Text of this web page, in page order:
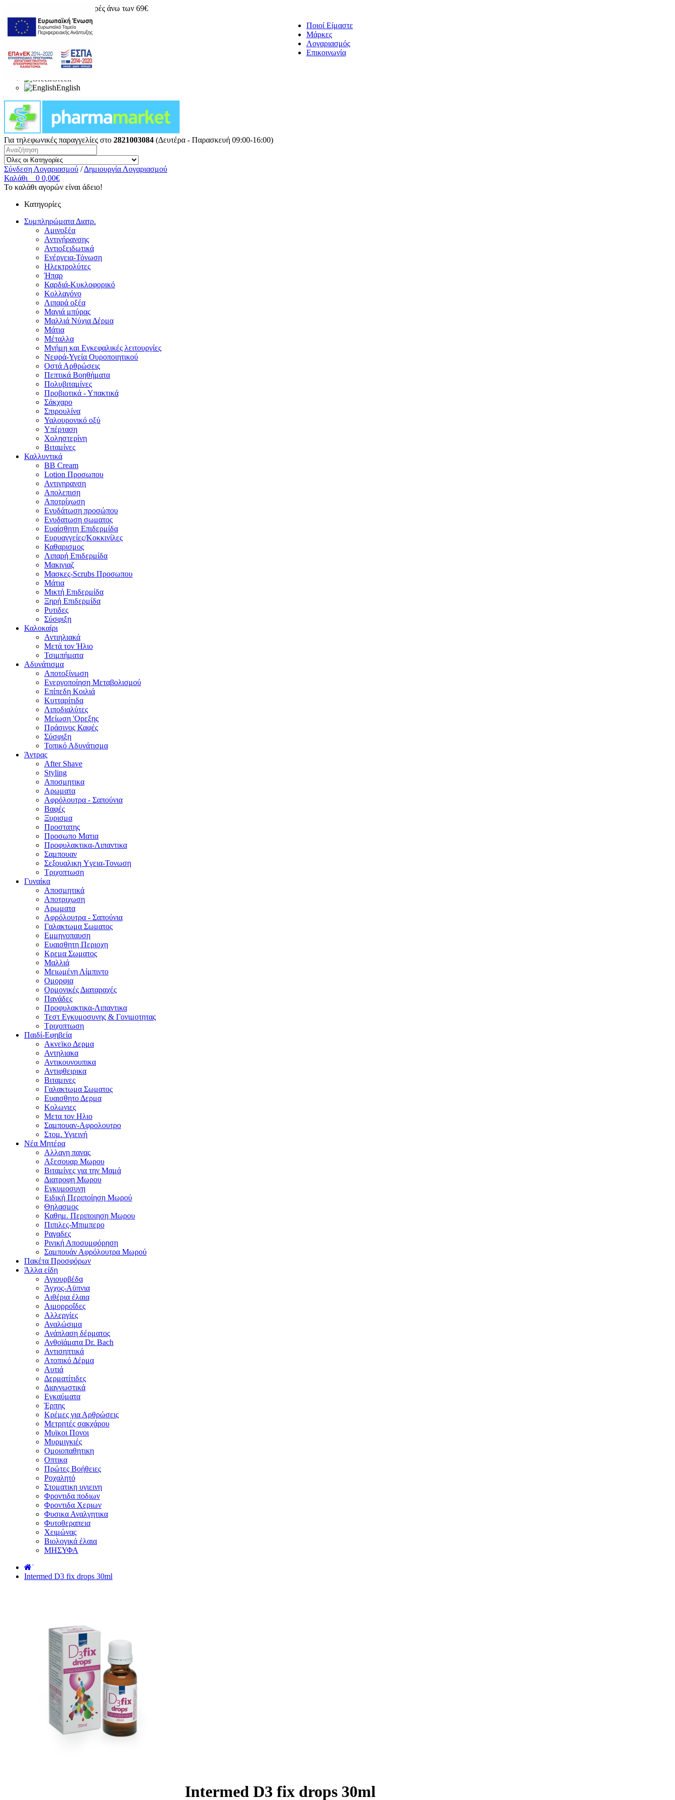
Δωρεάν μεταφορικά για αγορές άνω των 69€
Ποιοί Είμαστε
Μάρκες
Λογαριασμός
Επικοινωνία
Greek
English
Για τηλεφωνικές παραγγελίες στο 2821003084 (Δευτέρα - Παρασκευή 09:00-16:00)
Σύνδεση Λογαριασμού / Δημιουργία Λογαριασμού
Καλάθι
0 0,00€
Το καλάθι αγορών είναι άδειο!
Κατηγορίες
Συμπληρώματα Διατρ.
Αμινοξέα
Αντιγήρανσης
Αντιοξειδωτικά
Ενέργεια-Τόνωση
Ηλεκτρολύτες
Ήπαρ
Καρδιά-Κυκλοφορικό
Κολλαγόνο
Λιπαρά οξέα
Μαγιά μπύρας
Μαλλιά Νύχια Δέρμα
Μάτια
Μέταλλα
Μνήμη και Εγκεφαλικές λειτουργίες
Νεφρά-Υγεία Ουροποιητικού
Οστά Αρθρώσεις
Πεπτικά Βοηθήματα
Πολυβιταμίνες
Προβιοτικά - Υπακτικά
Σάκχαρο
Σπιρουλίνα
Υαλουρονικό οξύ
Υπέρταση
Χοληστερίνη
Βιταμίνες
Καλλυντικά
BB Cream
Lotion Προσωπου
Αντιγηρανση
Απολεπιση
Αποτρίχωση
Ενυδάτωση προσώπου
Ενυδατωση σωματος
Ευαίσθητη Επιδερμίδα
Ευρυαγγείες/Κοκκινίλες
Καθαρισμος
Λιπαρή Επιδερμίδα
Μακιγιαζ
Μασκες-Scrubs Προσωπου
Μάτια
Μικτή Επιδερμίδα
Ξηρή Επιδερμίδα
Ρυτιδες
Σύσφιξη
Καλοκαίρι
Αντιηλιακά
Μετά τον Ήλιο
Τσιμπήματα
Αδυνάτισμα
Αποτοξίνωση
Ενεργοποίηση Μεταβολισμού
Επίπεδη Κοιλιά
Κυτταρίτιδα
Λιποδιαλύτες
Μείωση 'Ορεξης
Πράσινος Καφές
Σύσφιξη
Τοπικό Αδυνάτισμα
Άντρας
After Shave
Styling
Αποσμητικα
Αρωματα
Αφρόλουτρα - Σαπούνια
Βαφές
Ξυρισμα
Προστατης
Προσωπο Ματια
Προφυλακτικα-Λιπαντικα
Σαμπουαν
Σεξουαλικη Yγεια-Τονωση
Τριχοπτωση
Γυναίκα
Αποσμητικά
Αποτριχωση
Αρωματα
Αφρόλουτρα - Σαπούνια
Γαλακτωμα Σωματος
Εμμηνοπαυση
Ευαισθητη Περιοχη
Κρεμα Σωματος
Μαλλιά
Μειωμένη Λίμπιντο
Ομορφια
Ορμονικές Διαταραχές
Πανάδες
Προφυλακτικα-Λιπαντικα
Τεστ Εγκυμοσυνης & Γονιμοτητας
Τριχοπτωση
Παιδί-Εφηβεία
Ακνεϊκο Δερμα
Αντηλιακα
Αντικουνουπικα
Αντιφθειρικα
Βιταμινες
Γαλακτωμα Σωματος
Ευαισθητο Δερμα
Κολωνιες
Μετα τον Ηλιο
Σαμπουαν-Αφρολουτρο
Στομ. Υγιεινή
Νέα Μητέρα
Αλλαγη πανας
Αξεσουαρ Μωρου
Βιταμίνες για την Μαμά
Διατροφη Μωρου
Εγκυμοσυνη
Ειδική Περιποίηση Μωρού
Θηλασμος
Καθημ. Περιποιηση Μωρου
Πιπιλες-Μπιμπερο
Ραγαδες
Ρινική Αποσυμφόρηση
Σαμπουάν Αφρόλουτρα Μωρού
Πακέτα Προσφόρων
Άλλα είδη
Αγιουρβέδα
Άγχος-Αϋπνια
Αιθέρια έλαια
Αιμορροΐδες
Αλλεργίες
Αναλώσιμα
Ανάπλαση δέρματος
Ανθοϊάματα Dr. Bach
Αντισηπτικά
Ατοπικό Δέρμα
Αυτιά
Δερματίτιδες
Διαγνωστικά
Εγκαύματα
Έρπης
Κρέμες για Αρθρώσεις
Μετρητές σακχάρου
Μυϊκοι Πονοι
Μυρμιγκιές
Ομοιοπαθητικη
Οπτικα
Πρώτες Βοήθειες
Ροχαλητό
Στοματικη υγιεινη
Φροντιδα ποδιων
Φροντιδα Χεριων
Φυσικα Αναλγητικα
Φυτοθεραπεια
Χειμώνας
Βιολογικά έλαια
ΜΗΣΥΦΑ
˙
Intermed D3 fix drops 30ml
Intermed D3 fix drops 30ml